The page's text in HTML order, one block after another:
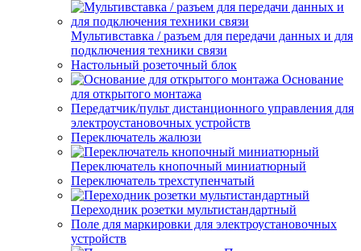
Мультивставка / разъем для передачи данных и для
подключения техники связи
Настольный розеточный блок
Основание
для открытого монтажа
Передатчик/пульт дистанционного управления для
электроустановочных устройств
Переключатель жалюзи
Переключатель кнопочный миниатюрный
Переключатель трехступенчатый
Переходник розетки мультистандартный
Поле для маркировки для электроустановочных
устройств